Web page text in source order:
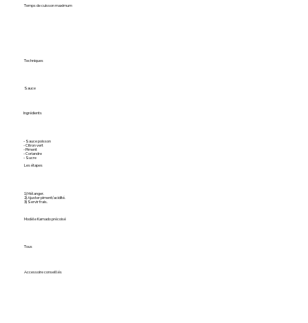
Temps de cuisson maximum
Techniques
Sauce
Ingrédients
- Sauce poisson
- Citron vert
- Piment
- Coriandre
- Sucre
Les étapes
1) Mélanger.
2) Ajuster piment/acidité.
3) Servir frais.
Modèle Kamado précoisé
Tous
Accessoire conseillés